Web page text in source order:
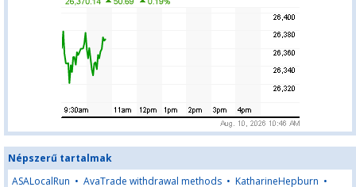
Népszerű tartalmak
ASALocalRun • AvaTrade withdrawal methods • KatharineHepburn •